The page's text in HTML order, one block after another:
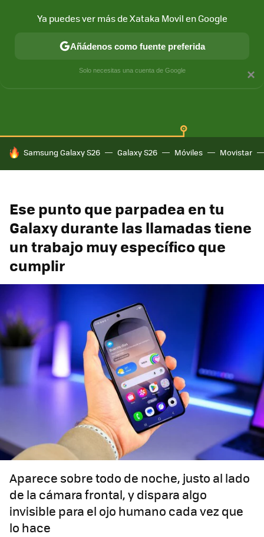
HOY SE HABLA DE
Samsung Galaxy S26 Galaxy S26 Móviles Movistar
Ese punto que parpadea en tu
Galaxy durante las llamadas tiene
un trabajo muy específico que
cumplir
Aparece sobre todo de noche, justo al lado
de la cámara frontal, y dispara algo
invisible para el ojo humano cada vez que
lo hace
×
Ya puedes ver más de Xataka Movil en Google
Añádenos como fuente preferida
Solo necesitas una cuenta de Google